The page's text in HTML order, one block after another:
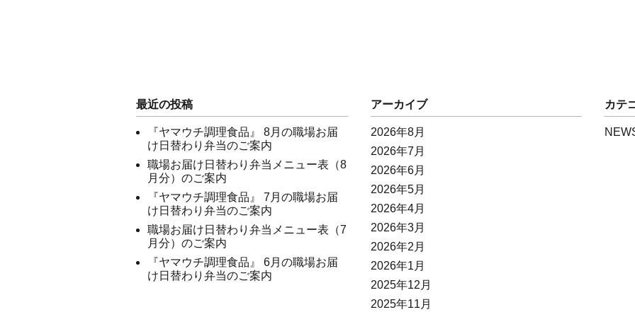
最近の投稿
『ヤマウチ調理食品』 8月の職場お届
け日替わり弁当のご案内
職場お届け日替わり弁当メニュー表（8
月分）のご案内
『ヤマウチ調理食品』 7月の職場お届
け日替わり弁当のご案内
職場お届け日替わり弁当メニュー表（7
月分）のご案内
『ヤマウチ調理食品』 6月の職場お届
け日替わり弁当のご案内
アーカイブ
2026年8月
2026年7月
2026年6月
2026年5月
2026年4月
2026年3月
2026年2月
2026年1月
2025年12月
2025年11月
カテ